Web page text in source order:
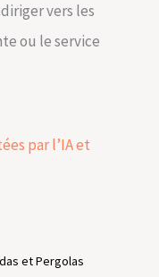
vers les
ou le service
par l’IA et
et Pergolas